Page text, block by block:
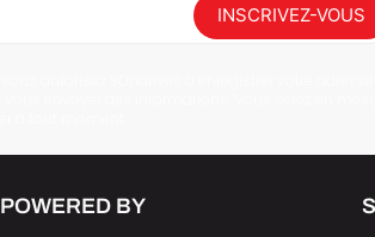
INSCRIVEZ-VOUS
POWERED BY